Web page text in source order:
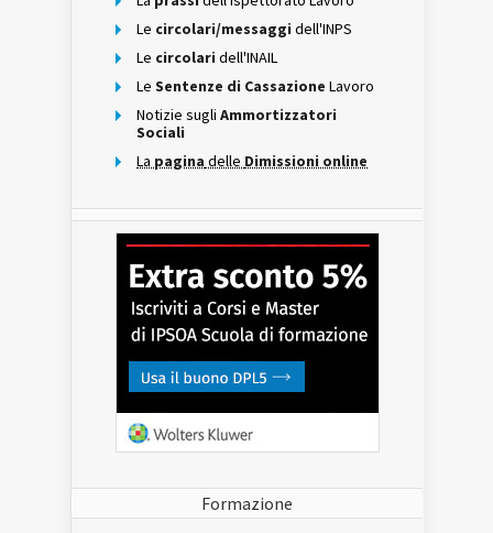
Le circolari/messaggi dell'INPS
Le circolari dell'INAIL
Le Sentenze di Cassazione Lavoro
Notizie sugli Ammortizzatori
Sociali
La pagina delle Dimissioni online
Formazione